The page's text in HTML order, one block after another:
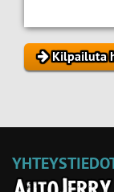
Kilpailuta